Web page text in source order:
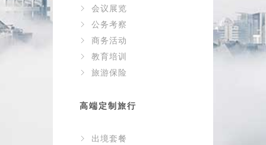
会议展览
公务考察
商务活动
教育培训
旅游保险
高端定制旅行
出境套餐